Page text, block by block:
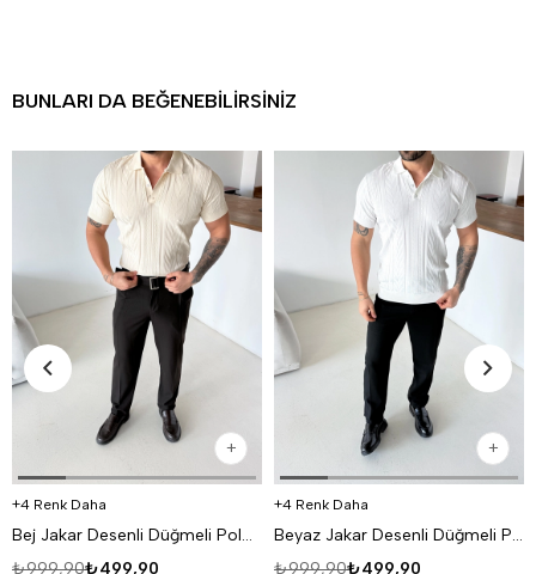
BUNLARI DA BEĞENEBILIRSINIZ
4 Renk Daha
Bej Jakar Desenli Düğmeli Polo Triko Tk
₺499,90
₺999,90
4 Renk Daha
Beyaz Jakar Desenli Düğmeli Polo Triko Tk
₺499,90
₺999,90